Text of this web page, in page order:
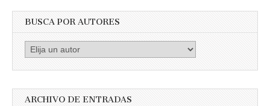
BUSCA POR AUTORES
Busca
ARCHIVO DE ENTRADAS